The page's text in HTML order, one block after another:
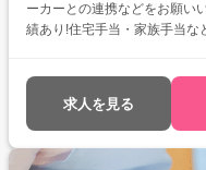
ーカーとの連携などをお願い
績あり!住宅手当・家族手当
求人を見る